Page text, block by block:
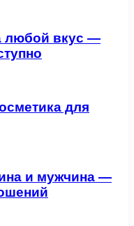
любой вкус —
для
и мужчина —